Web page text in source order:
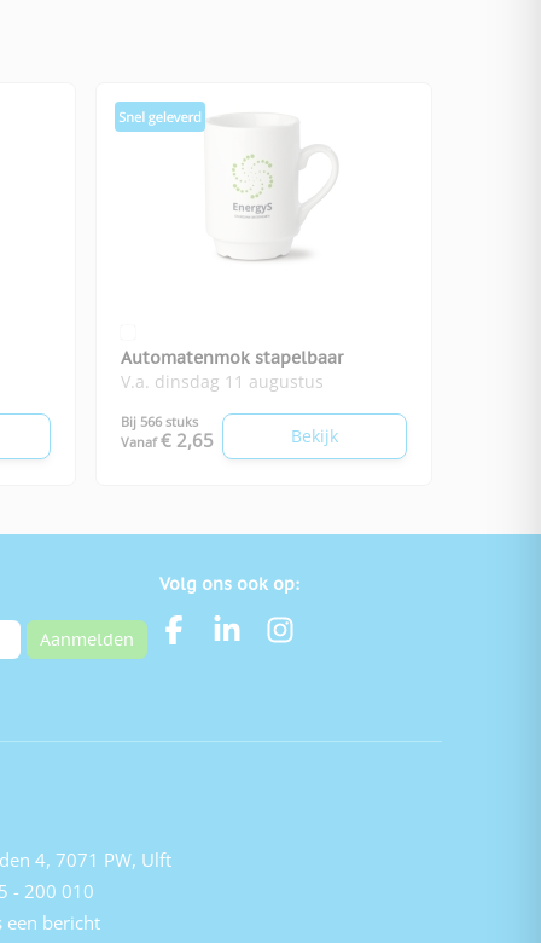
Automatenmok stapelbaar
V.a. dinsdag 11 augustus
Bij 566 stuks
Vanaf € 2,65 Bekijk
Aanmelden
Volg ons ook op:
4, 7071 PW, Ulft
- 200 010
een bericht